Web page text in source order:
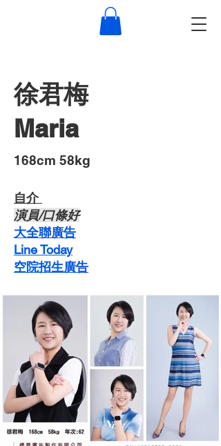
徐君梅
Maria
​168cm 58kg
自介 ​
​演員/口條好
​大全聯廣告
Line Today
空院招生廣告